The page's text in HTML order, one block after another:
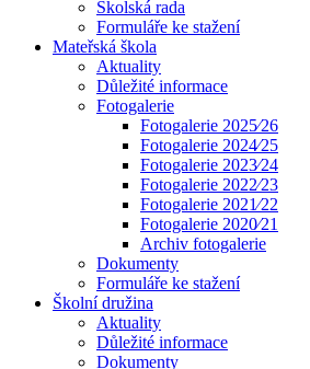
Školská rada
Formuláře ke stažení
Mateřská škola
Aktuality
Důležité informace
Fotogalerie
Fotogalerie 2025⁄26
Fotogalerie 2024⁄25
Fotogalerie 2023⁄24
Fotogalerie 2022⁄23
Fotogalerie 2021⁄22
Fotogalerie 2020⁄21
Archiv fotogalerie
Dokumenty
Formuláře ke stažení
Školní družina
Aktuality
Důležité informace
Dokumenty